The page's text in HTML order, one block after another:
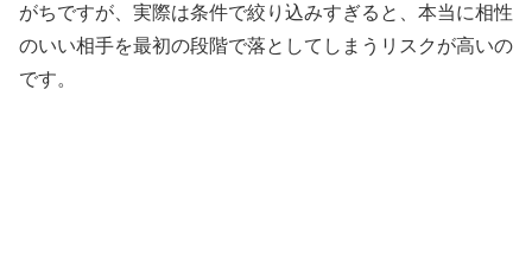
がちですが、実際は条件で絞り込みすぎると、本当に相性
のいい相手を最初の段階で落としてしまうリスクが高いの
です。